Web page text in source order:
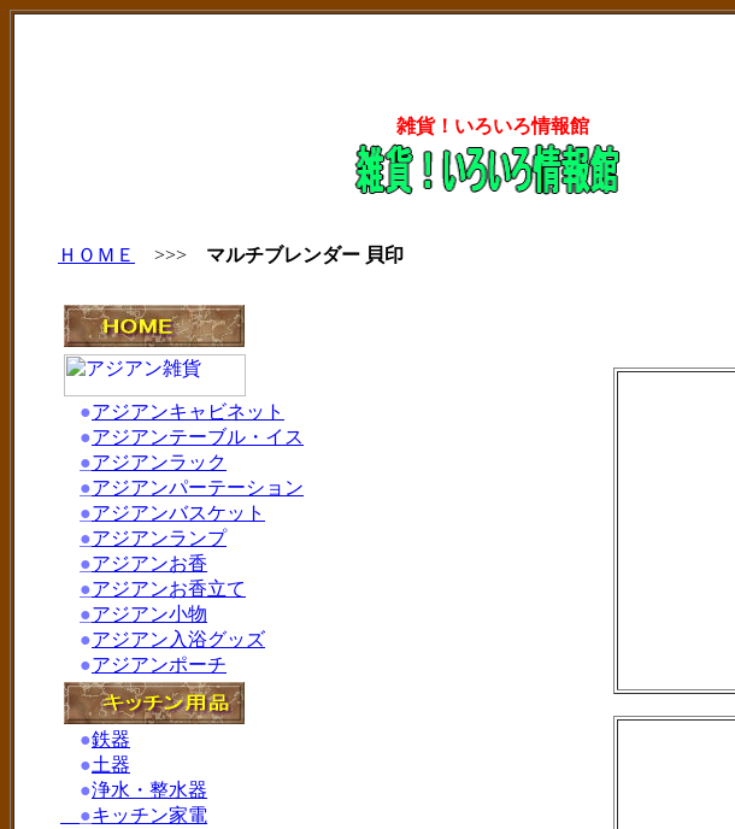
雑貨！いろいろ情報館
ＨＯＭＥ
>>> マルチブレンダー 貝印
●アジアンキャビネット
●アジアンテーブル・イス
●アジアンラック
●アジアンパーテーション
●アジアンバスケット
●アジアンランプ
●アジアンお香
●アジアンお香立て
●アジアン小物
●アジアン入浴グッズ
●アジアンポーチ
●鉄器
●土器
●浄水・整水器
●キッチン家電